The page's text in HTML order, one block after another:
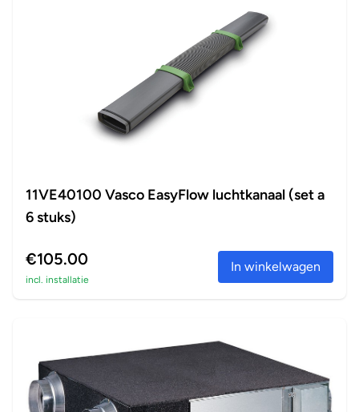
11VE40100 Vasco EasyFlow luchtkanaal (set a
6 stuks)
€105.00
incl. installatie
In winkelwagen